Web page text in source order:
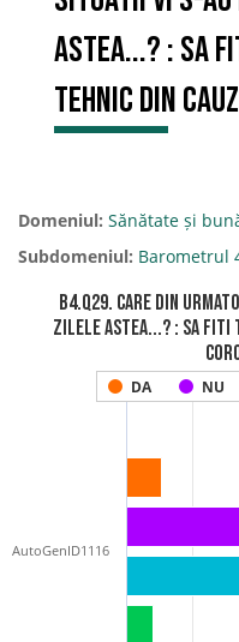
astea...? : Sa
tehnic din
Domeniul: Sănătate și
Subdomeniul: Barometrul
B4.Q29. Care din
zilele astea...? : Sa fiti
DA NU
AutoGenID1116